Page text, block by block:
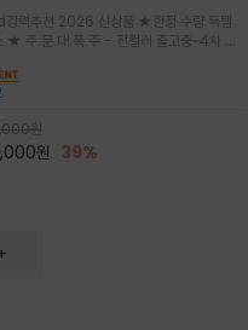
안하지만 블라우스처럼 단정한 무
드가 느껴지는 코튼 블라우스 탑
력추천 2026 신상품 ★한정 수량 득템
★ 주.문.대.폭.주 - 전컬러 출고중~4차 리
퍼지는 박시한 실루엣과 크롭 기장이 하체
어 보이게 해주며 와이드 팬츠와 셋업
원
원 39%